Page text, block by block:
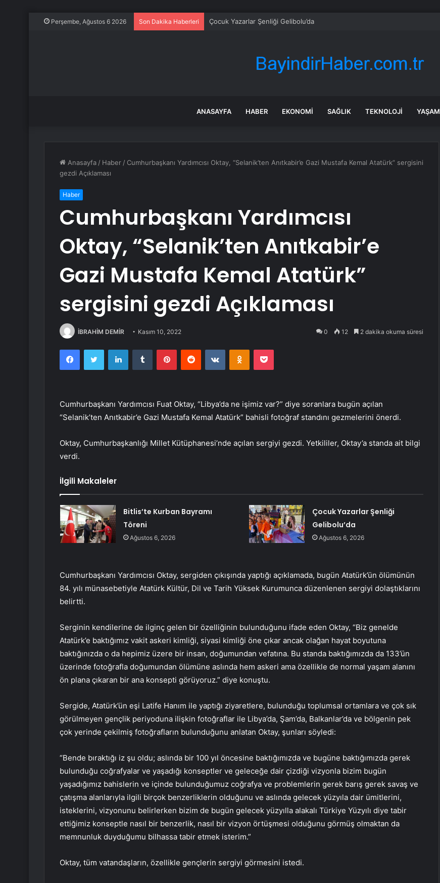
Perşembe, Ağustos 6 2026 Son Dakika Haberleri Çocuk Yazarlar Şenliği Gelibolu’da
ANASAYFA HABER EKONOMI SAĞLIK TEKNOLOJI YAŞAM
Anasayfa / Haber / Cumhurbaşkanı Yardımcısı Oktay, “Selanik’ten Anıtkabir’e Gazi Mustafa Kemal Atatürk” sergisini
gezdi Açıklaması
Haber
Cumhurbaşkanı Yardımcısı
Oktay, “Selanik’ten Anıtkabir’e
Gazi Mustafa Kemal Atatürk”
sergisini gezdi Açıklaması
İBRAHİM DEMİR Kasım 10, 2022 0 12 2 dakika okuma süresi
FacebookTwitter LinkedInTumblr PinterestReddit VKontakteOdnoklassniki
Pocket
Cumhurbaşkanı Yardımcısı Fuat Oktay, “Libya’da ne işimiz var?” diye soranlara bugün açılan
“Selanik’ten Anıtkabir’e Gazi Mustafa Kemal Atatürk” bahisli fotoğraf standını gezmelerini önerdi.
Oktay, Cumhurbaşkanlığı Millet Kütüphanesi’nde açılan sergiyi gezdi. Yetkililer, Oktay’a standa ait bilgi
verdi.
İlgili Makaleler
Bitlis’te Kurban Bayramı
Töreni
Ağustos 6, 2026
Çocuk Yazarlar Şenliği
Gelibolu’da
Ağustos 6, 2026
Cumhurbaşkanı Yardımcısı Oktay, sergiden çıkışında yaptığı açıklamada, bugün Atatürk’ün ölümünün
84. yılı münasebetiyle Atatürk Kültür, Dil ve Tarih Yüksek Kurumunca düzenlenen sergiyi dolaştıklarını
belirtti.
Serginin kendilerine de ilginç gelen bir özelliğinin bulunduğunu ifade eden Oktay, “Biz genelde
Atatürk’e baktığımız vakit askeri kimliği, siyasi kimliği öne çıkar ancak olağan hayat boyutuna
baktığınızda o da hepimiz üzere bir insan, doğumundan vefatına. Bu standa baktığımızda da 133’ün
üzerinde fotoğrafla doğumundan ölümüne aslında hem askeri ama özellikle de normal yaşam alanını
ön plana çıkaran bir ana konsepti görüyoruz.” diye konuştu.
Sergide, Atatürk’ün eşi Latife Hanım ile yaptığı ziyaretlere, bulunduğu toplumsal ortamlara ve çok sık
görülmeyen gençlik periyoduna ilişkin fotoğraflar ile Libya’da, Şam’da, Balkanlar’da ve bölgenin pek
çok yerinde çekilmiş fotoğrafların bulunduğunu anlatan Oktay, şunları söyledi:
“Bende bıraktığı iz şu oldu; aslında bir 100 yıl öncesine baktığımızda ve bugüne baktığımızda gerek
bulunduğu coğrafyalar ve yaşadığı konseptler ve geleceğe dair çizdiği vizyonla bizim bugün
yaşadığımız bahislerin ve içinde bulunduğumuz coğrafya ve problemlerin gerek barış gerek savaş ve
çatışma alanlarıyla ilgili birçok benzerliklerin olduğunu ve aslında gelecek yüzyıla dair ümitlerini,
isteklerini, vizyonunu belirlerken bizim de bugün gelecek yüzyılla alakalı Türkiye Yüzyılı diye tabir
ettiğimiz konseptle nasıl bir benzerlik, nasıl bir vizyon örtüşmesi olduğunu görmüş olmaktan da
memnunluk duyduğumu bilhassa tabir etmek isterim.”
Oktay, tüm vatandaşların, özellikle gençlerin sergiyi görmesini istedi.